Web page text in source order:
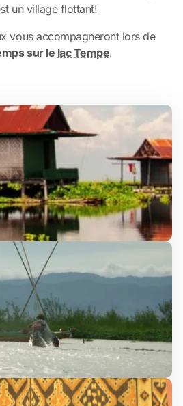
un village flottant!
vous accompagneront lors de
sur le lac Tempe.